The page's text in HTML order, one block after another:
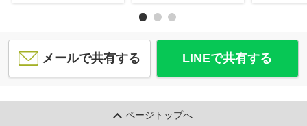
メールで共有する LINEで共有する
ページトップへ